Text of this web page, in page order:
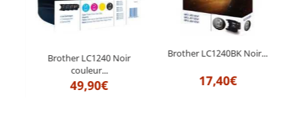
Brother LC1240 Noir
couleur...
49,90€
Brother LC1240BK Noir...
17,40€